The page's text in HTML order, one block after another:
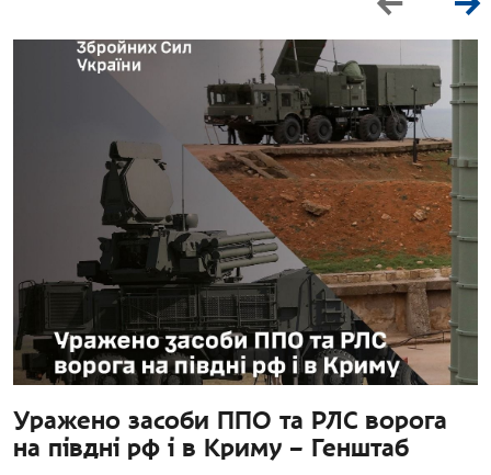
Уражено засоби ППО та РЛС ворога
на півдні рф і в Криму – Генштаб